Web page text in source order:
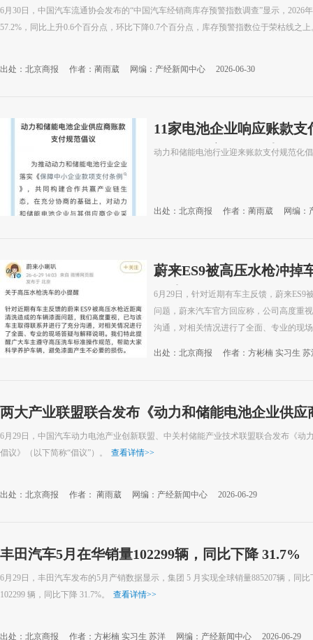
6月30日，中国汽车流通协会发布的“中国汽车经销商库存预警指数调查”显示，2026
57.2%，同比上升0.6个百分点，环比下降0.7个百分点，库存预警指数位于荣枯线之上
出处：北京商报 作者：蔺雨葳 网编：产经新闻中心 2026-06-30
11家电池企业响应账款支
顶、压降商票使用比例
动力和储能电池行业迎来账款支付规范化
出处：北京商报 作者：蔺雨葳 网编：
蔚来ES9被高压水枪冲掉
量缺陷
6月29日，针对近期有车主反馈，蔚来ES9
问题，蔚来汽车官方回应称，公司高度重
沟通，对相关情况进行了全面、专业的现
出处：北京商报
作者：方彬楠 实习生 苏
两大产业联盟联合发布《动力和储能电池企业供应
6月29日，中国汽车动力电池产业创新联盟、中关村储能产业技术联盟联合发布《动
倡议》（以下简称“倡议”）。
查看详情>>
出处：北京商报 作者： 蔺雨葳 网编：产经新闻中心 2026-06-29
丰田汽车5月在华销量102299辆，同比下降 31.7%
6月29日，丰田汽车发布的5月产销数据显示，集团 5 月实现全球销量885207辆，同
102299 辆，同比下降 31.7%。
查看详情>>
出处：北京商报 作者：方彬楠 实习生 苏洋 网编：产经新闻中心 2026-06-29